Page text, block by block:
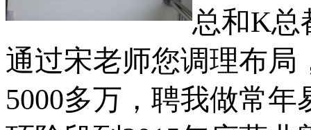
总和K总
通过宋老师您调理布局
5000多万，聘我做常年